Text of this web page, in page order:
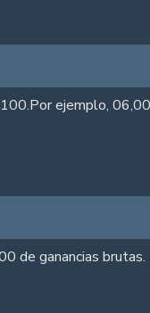
100.Por ejemplo,
de ganancias